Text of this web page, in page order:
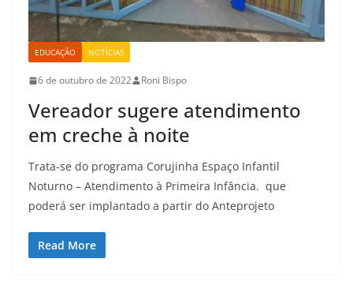
EDUCAÇÃO NOTÍCIAS
6 de outubro de 2022 Roni Bispo
Vereador sugere atendimento
em creche à noite
Trata-se do programa Corujinha Espaço Infantil
Noturno – Atendimento à Primeira Infância. que
poderá ser implantado a partir do Anteprojeto
Read More